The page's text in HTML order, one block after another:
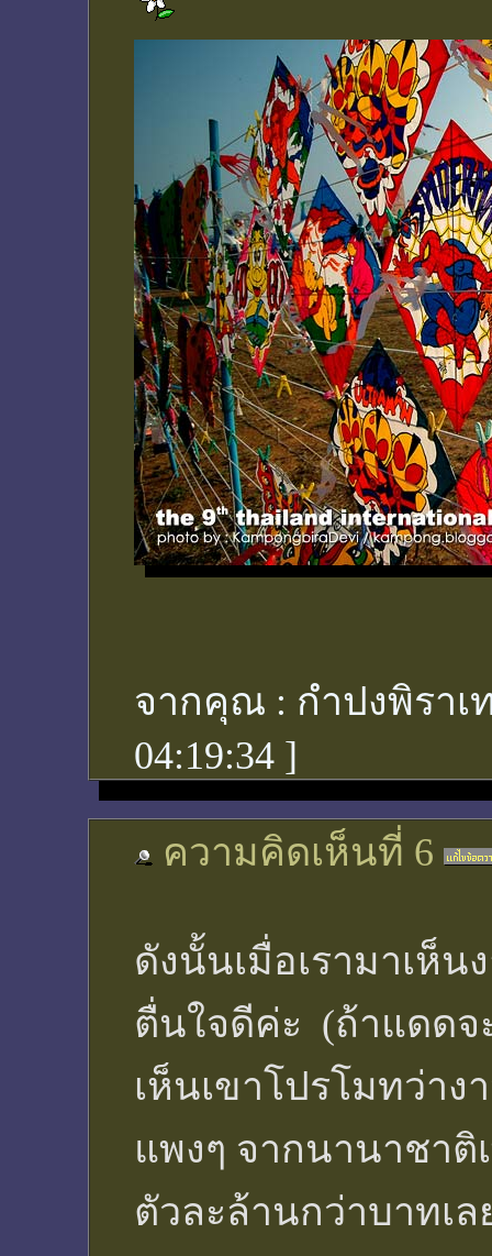
จากคุณ : กำปงพิราเ
04:19:34 ]
ความคิดเห็นที่ 6
ดังนั้นเมื่อเรามาเห็
ตื่นใจดีค่ะ (ถ้าแดด
เห็นเขาโปรโมทว่า
แพงๆ จากนานาชา
ตัวละล้านกว่าบาทเล